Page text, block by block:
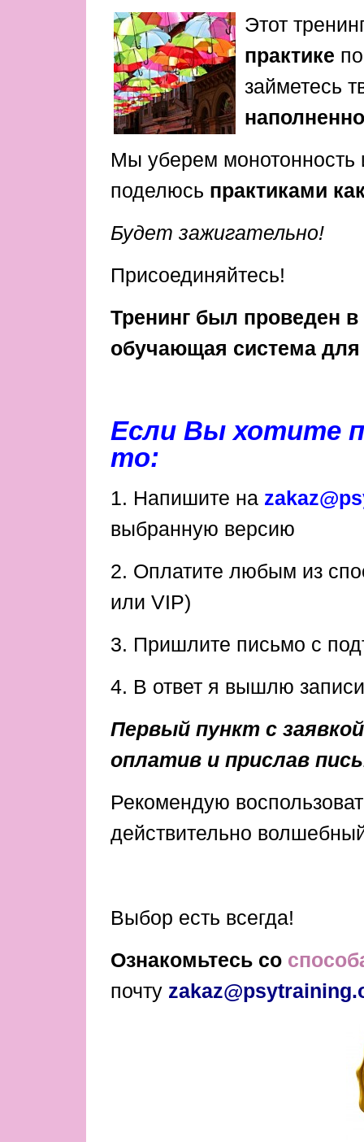
Этот
практике
займетесь
Мы уберем монотонность
поделюсь практиками
Будет зажигательно!
Присоединяйтесь!
Тренинг был проведен в
обучающая система
Если Вы хотите
то:
1. Напишите на
выбранную версию
2. Оплатите любым из
или VIP)
3. Пришлите письмо с
4. В ответ я вышлю
Первый пункт с
оплатив и прислав
Рекомендую
действительно
Выбор есть всегда!
Ознакомьтесь со
почту